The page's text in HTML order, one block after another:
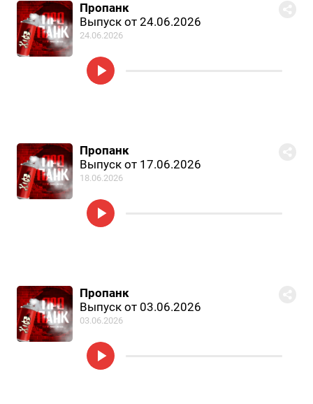
Пропанк
Выпуск от 24.06.2026
24.06.2026
Пропанк
Выпуск от 17.06.2026
18.06.2026
Пропанк
Выпуск от 03.06.2026
03.06.2026